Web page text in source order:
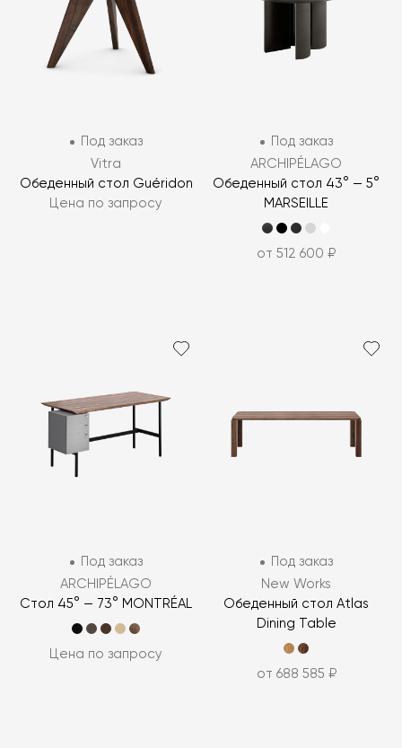
Под заказ
Vitra
Обеденный стол Guéridon
Цена по запросу
Под заказ
ARCHIPÉLAGO
Обеденный стол 43° — 5°
MARSEILLE
от 512 600 ₽
Под заказ
ARCHIPÉLAGO
Стол 45° — 73° MONTRÉAL
Цена по запросу
Под заказ
New Works
Обеденный стол Atlas
Dining Table
от 688 585 ₽